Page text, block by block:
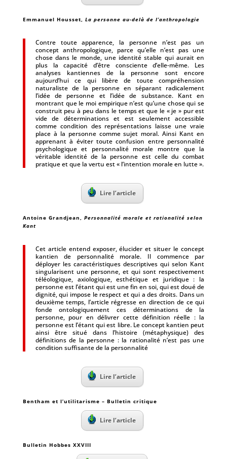
Emmanuel Housset, La personne au-delà de l’anthropologie
Contre toute apparence, la personne n’est pas un
concept anthropologique, parce qu’elle n’est pas une
chose dans le monde, une identité stable qui aurait en
plus la capacité d’être consciente d’elle-même. Les
analyses kantiennes de la personne sont encore
aujourd’hui ce qui libère de toute compréhension
naturaliste de la personne en séparant radicalement
l’idée de personne et l’idée de substance. Kant en
montrant que le moi empirique n’est qu’une chose qui se
construit peu à peu dans le temps et que le « je » pur est
vide de déterminations et est seulement accessible
comme condition des représentations laisse une vraie
place à la personne comme sujet moral. Ainsi Kant en
apprenant à éviter toute confusion entre personnalité
psychologique et personnalité morale montre que la
véritable identité de la personne est celle du combat
pratique et que la vertu est « l’intention morale en lutte ».
Lire l’article
Antoine Grandjean, Personnalité morale et rationalité selon
Kant
Cet article entend exposer, élucider et situer le concept
kantien de personnalité morale. Il commence par
déployer les caractéristiques descriptives qui selon Kant
singularisent une personne, et qui sont respectivement
téléologique, axiologique, esthétique et juridique : la
personne est l’étant qui est une fin en soi, qui est doué de
dignité, qui impose le respect et qui a des droits. Dans un
deuxième temps, l’article régresse en direction de ce qui
fonde ontologiquement ces déterminations de la
personne, pour en délivrer cette définition réelle : la
personne est l’étant qui est libre. Le concept kantien peut
ainsi être situé dans l’histoire (métaphysique) des
définitions de la personne : la rationalité n’est pas une
condition suffisante de la personnalité
Lire l’article
Bentham et l’utilitarisme – Bulletin critique
Lire l’article
Bulletin Hobbes XXVIII